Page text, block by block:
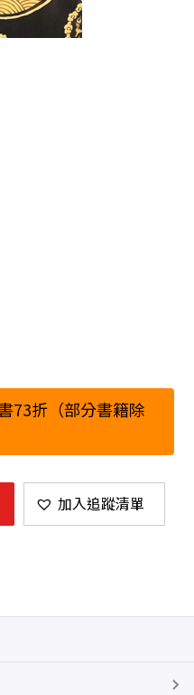
73折（部分書籍除
加入追蹤清單